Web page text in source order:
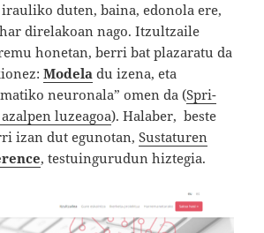
duten, baina, edonola ere,
direlakoan nago. Itzultzaile
honetan, berri bat plazaratu da
Modela du izena, eta
neuronala” omen da (Spri-
luzeagoa). Halaber, beste
izan dut egunotan,Sustaturen
, testuingurudun hiztegia.